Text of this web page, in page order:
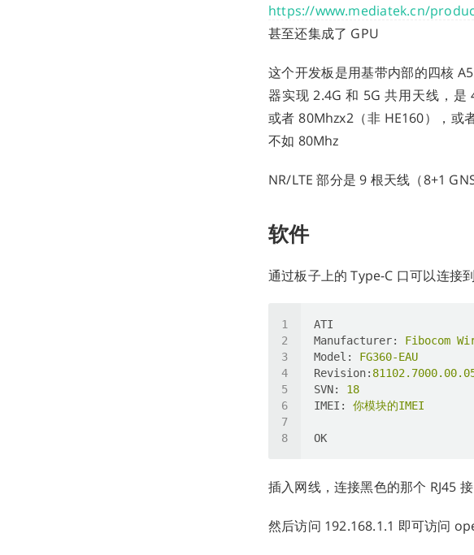
https://www.mediatek.cn/
甚至还集成了 GPU
这个开发板是用基带内部的四核
器实现 2.4G 和 5G 共用天线，
或者 80Mhzx2（非 HE160），或
不如 80Mhz
NR/LTE 部分是 9 根天线（8+1
软件
通过板子上的 Type-C 口可以连接
ATI
Manufacturer: Fibocom
Model : FG360-EAU
Revision:
SVN: 18
IMEI : 你模块的IMEI
OK
插入网线，连接黑色的那个 RJ45
然后访问 192.168.1.1 即可访问